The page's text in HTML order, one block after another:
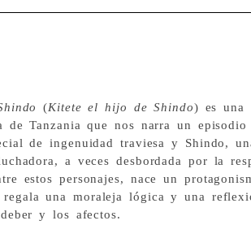
(Kitete el hijo de Shindo) es una
de Tanzania que nos narra un episodio
de ingenuidad traviesa y Shindo,
a veces desbordada por la
estos personajes, nace un
una moraleja lógica y una
y los afectos.